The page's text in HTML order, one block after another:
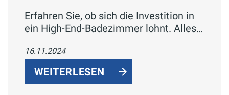
Erfahren Sie, ob sich die Investition in
ein High-End-Badezimmer lohnt. Alles
Regenduschen, Infrarotkabinen und
Designermöbel sowie deren Kosten-
Nutzen-Balance.
16.11.2024
WEITERLESEN